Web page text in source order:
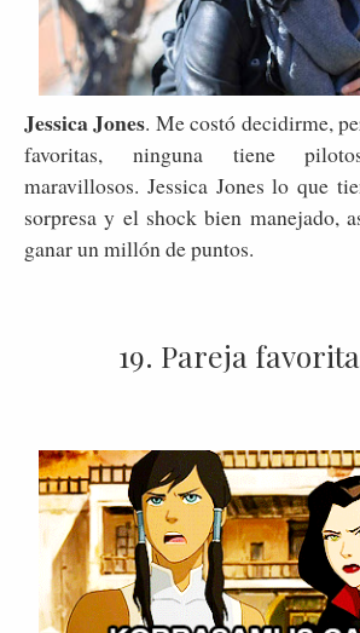
Jessica Jones. Me costó decidirme,
favoritas, ninguna tiene
maravillosos. Jessica Jones lo que
sorpresa y el shock bien manejado,
ganar un millón de puntos.
19. Pareja